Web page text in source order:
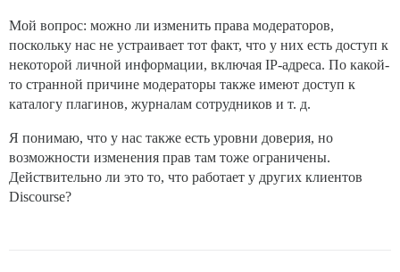
Мой вопрос: можно ли изменить права модераторов,
поскольку нас не устраивает тот факт, что у них есть доступ к
некоторой личной информации, включая IP-адреса. По какой-
то странной причине модераторы также имеют доступ к
каталогу плагинов, журналам сотрудников и т. д.
Я понимаю, что у нас также есть уровни доверия, но
возможности изменения прав там тоже ограничены.
Действительно ли это то, что работает у других клиентов
Discourse?